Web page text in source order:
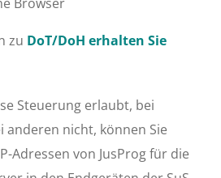
zu DoT/DoH erhalten Sie
Steuerung erlaubt, bei
anderen nicht, können Sie
Adressen von JusProg für die